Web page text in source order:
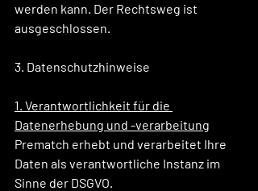
werden kann. Der Rechtsweg ist
ausgeschlossen.
3. Datenschutzhinweise
1. Verantwortlichkeit für die
Datenerhebung und -verarbeitung
Prematch erhebt und verarbeitet Ihre
Daten als verantwortliche Instanz im
Sinne der DSGVO.